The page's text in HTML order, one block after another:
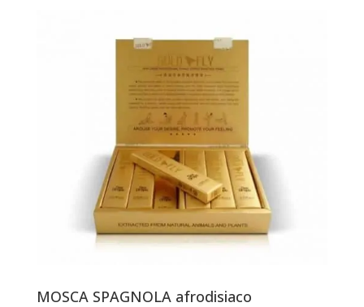
MOSCA SPAGNOLA afrodisiaco